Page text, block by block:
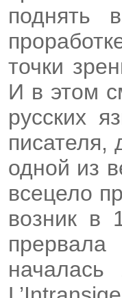
поднять
точки
И в этом
русских
писателя,
одной из
всецело
возник в